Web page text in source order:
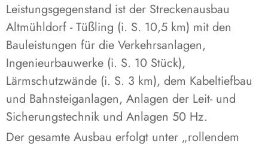
Leistungsgegenstand ist der Streckenausbau
Altmühldorf - Tüßling (i. S. 10,5 km) mit den
Bauleistungen für die Verkehrsanlagen,
Ingenieurbauwerke (i. S. 10 Stück),
Lärmschutzwände (i. S. 3 km), dem Kabeltiefbau
und Bahnsteiganlagen, Anlagen der Leit- und
Sicherungstechnik und Anlagen 50 Hz.
Der gesamte Ausbau erfolgt unter „rollendem